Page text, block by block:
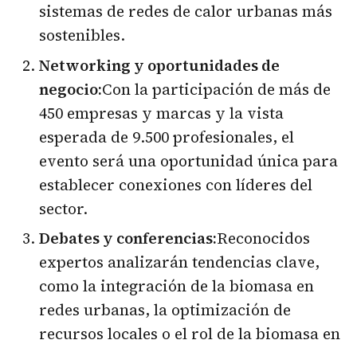
sistemas de redes de calor urbanas más
sostenibles.
Networking y oportunidades de
negocio:Con la participación de más de
450 empresas y marcas y la vista
esperada de 9.500 profesionales, el
evento será una oportunidad única para
establecer conexiones con líderes del
sector.
Debates y conferencias:Reconocidos
expertos analizarán tendencias clave,
como la integración de la biomasa en
redes urbanas, la optimización de
recursos locales o el rol de la biomasa en